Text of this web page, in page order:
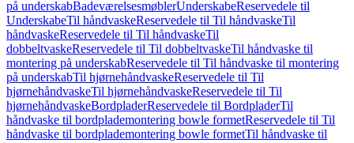
på underskabBadeværelsesmøblerUnderskabeReservedele til
UnderskabeTil håndvaskeReservedele til Til håndvaskeTil
håndvaskeReservedele til Til håndvaskeTil
dobbeltvaskeReservedele til Til dobbeltvaskeTil håndvaske til
montering på underskabReservedele til Til håndvaske til montering
på underskabTil hjørnehåndvaskeReservedele til Til
hjørnehåndvaskeTil hjørnehåndvaskeReservedele til Til
hjørnehåndvaskeBordpladerReservedele til BordpladerTil
håndvaske til bordplademontering bowle formetReservedele til Til
håndvaske til bordplademontering bowle formetTil håndvaske til